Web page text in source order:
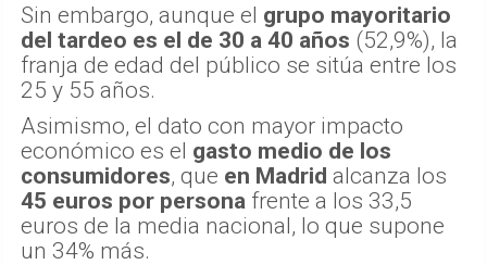
Sin embargo, aunque el grupo mayoritario
del tardeo es el de 30 a 40 años (52,9%), la
franja de edad del público se sitúa entre los
25 y 55 años.
Asimismo, el dato con mayor impacto
económico es el gasto medio de los
consumidores, que en Madrid alcanza los
45 euros por persona frente a los 33,5
euros de la media nacional, lo que supone
un 34% más.